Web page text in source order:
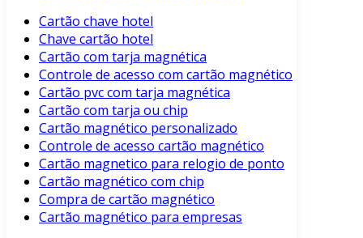
Cartão chave hotel
Chave cartão hotel
Cartão com tarja magnética
Controle de acesso com cartão magnético
Cartão pvc com tarja magnética
Cartão com tarja ou chip
Cartão magnético personalizado
Controle de acesso cartão magnético
Cartão magnetico para relogio de ponto
Cartão magnético com chip
Compra de cartão magnético
Cartão magnético para empresas